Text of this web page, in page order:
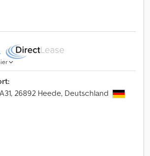
26892 Heede, Deutschland